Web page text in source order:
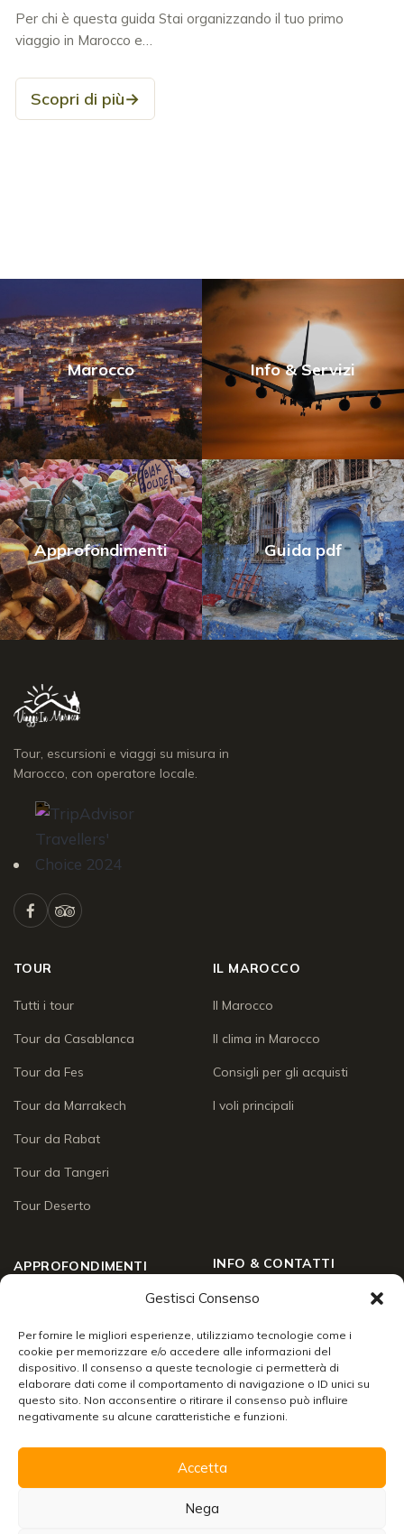
Gestisci Consenso
Per fornire le migliori esperienze, utilizziamo tecnologie come i
cookie per memorizzare e/o accedere alle informazioni del
dispositivo. Il consenso a queste tecnologie ci permetterà di
elaborare dati come il comportamento di navigazione o ID unici su
questo sito. Non acconsentire o ritirare il consenso può influire
negativamente su alcune caratteristiche e funzioni.
Accetta
Nega
Per chi è questa guida Stai organizzando il tuo primo
viaggio in Marocco e…
Scopri di più→
Marocco Info & Servizi
Approfondimenti Guida pdf
Tour, escursioni e viaggi su misura in
Marocco, con operatore locale.
TOUR
Tutti i tour
Tour da Casablanca
Tour da Fes
Tour da Marrakech
Tour da Rabat
Tour da Tangeri
Tour Deserto
IL MAROCCO
Il Marocco
Il clima in Marocco
Consigli per gli acquisti
I voli principali
APPROFONDIMENTI
Enogastronomia
Lo sai che
Racconti di viaggio
INFO & CONTATTI
Chi siamo
Social Wall
Contatti
24/7 support
Organizzare un viaggio in Marocco
viaggiare senza pensieri!